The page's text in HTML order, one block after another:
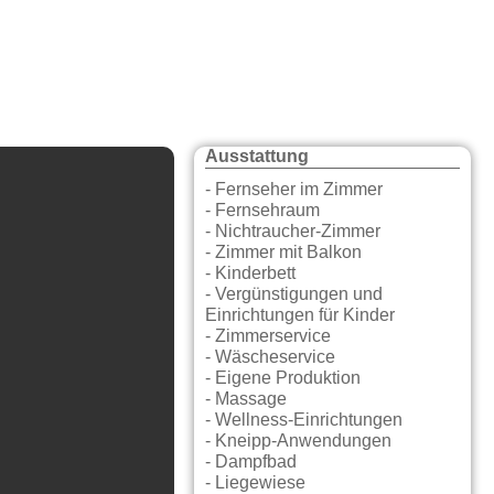
Ausstattung
- Fernseher im Zimmer
- Fernsehraum
- Nichtraucher-Zimmer
- Zimmer mit Balkon
- Kinderbett
- Vergünstigungen und
Einrichtungen für Kinder
- Zimmerservice
- Wäscheservice
- Eigene Produktion
- Massage
- Wellness-Einrichtungen
- Kneipp-Anwendungen
- Dampfbad
- Liegewiese